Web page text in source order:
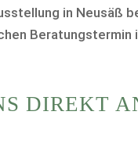
in Neusäß
Beratungstermin
DIREKT